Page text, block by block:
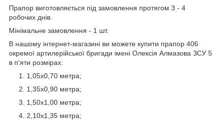
Прапор виготовляється під замовлення протягом 3 - 4
робочих днів.
Мінімальне замовлення - 1 шт.
В нашому інтернет-магазині ви можете купити прапор 406
окремої артилерійської бригади імені Олексія Алмазова ЗСУ 5
в п'яти розмірах:
1,05х0,70 метра;
1,35х0,90 метра;
1,50х1,00 метра;
2,10х1,35 метра;